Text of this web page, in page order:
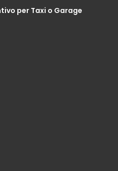
per Taxi o Garage